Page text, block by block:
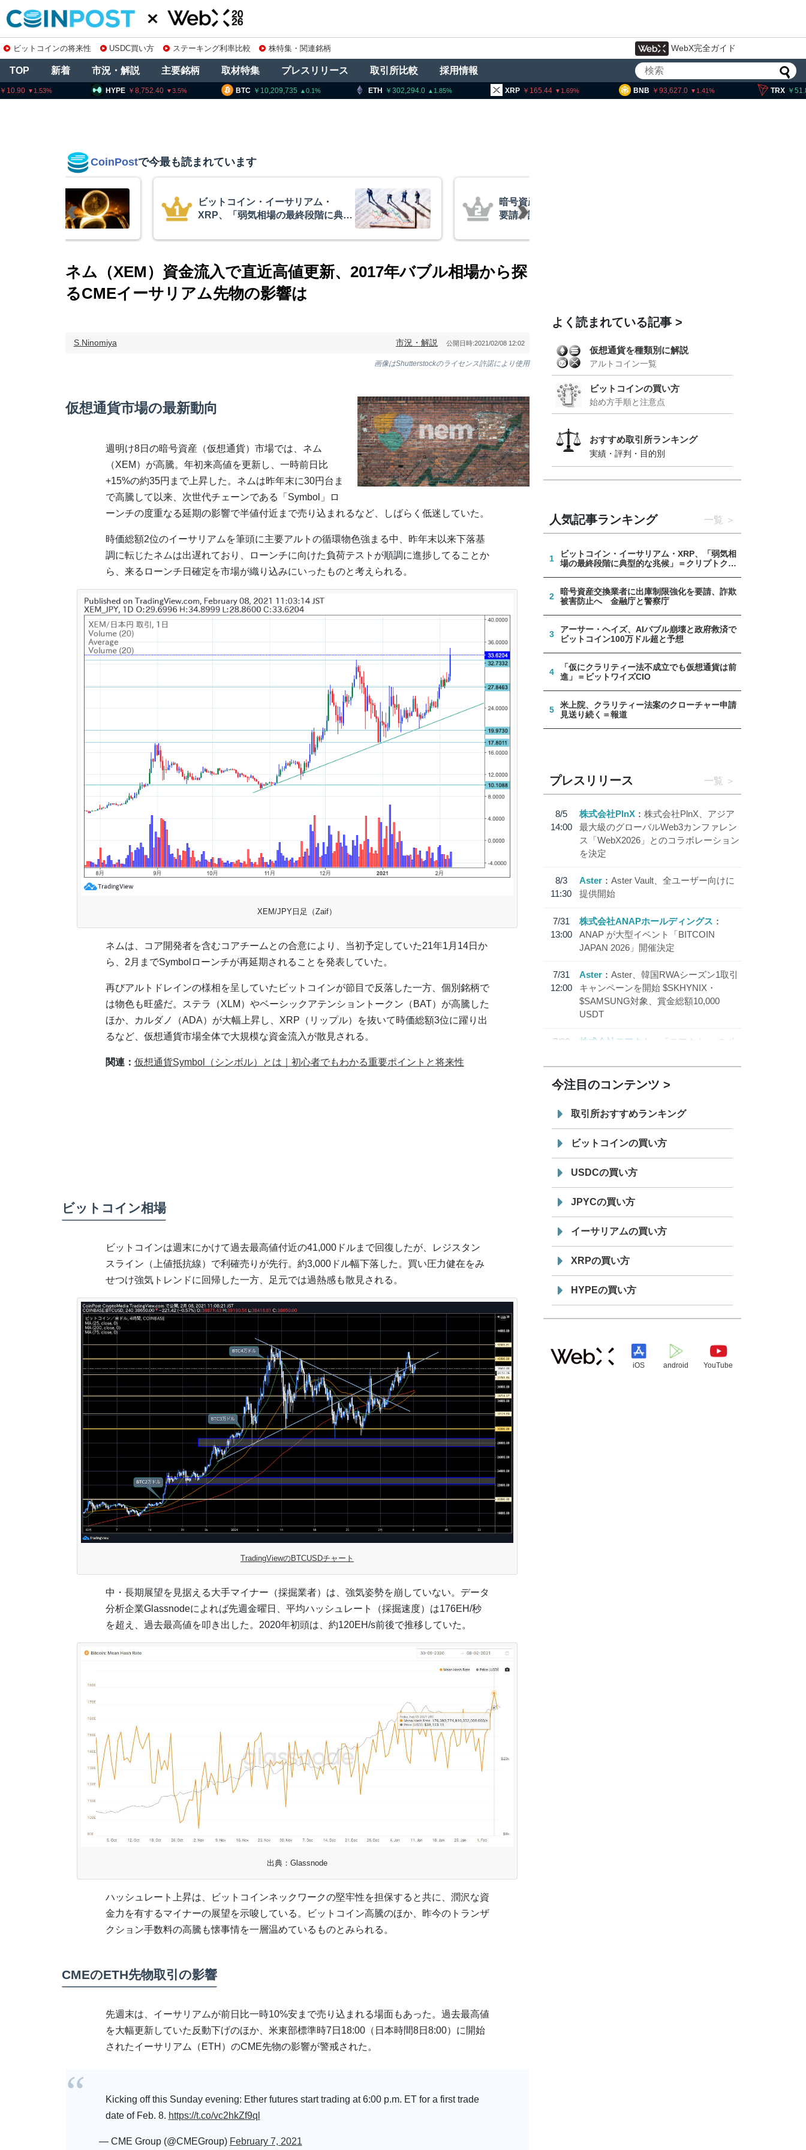
ビットコインの将来性 USDC買い方 ステーキング利率比較 株特集・関連銘柄 WebX完全ガイド
TOP 新着 市況・解説 主要銘柄 取材特集 プレスリリース 取引所比較 採用情報
BTC 10,209,735 0.1 ETH 302,294.0 XRP 165.44 BNB 93,627.0 TRX 51.85
HYPE 8,752.40
CoinPostで今最も読まれています
暗号資産交換業者に出庫制限強化を
要請、詐欺被害防止へ 金融庁と警
アーサー・ヘイズ、AIバブル崩壊と
政府救済でビットコイン100万ドル
ネム（XEM）資金流入で直近高値更新、2017年バブル相場から探
るCMEイーサリアム先物の影響は
S.Ninomiya 市況・解説 公開日時:2021/02/08 12:02
画像はShutterstockのライセンス許諾により使用
仮想通貨市場の最新動向
週明け8日の暗号資産（仮想通貨）市場では、ネム
（XEM）が高騰。年初来高値を更新し、一時前日比
+15%の約35円まで上昇した。ネムは昨年末に30円台ま
で高騰して以来、次世代チェーンである「Symbol」ロ
ーンチの度重なる延期の影響で半値付近まで売り込まれるなど、しばらく低迷していた。
時価総額2位のイーサリアムを筆頭に主要アルトの循環物色強まる中、昨年末以来下落基
調に転じたネムは出遅れており、ローンチに向けた負荷テストが順調に進捗してることか
ら、来るローンチ日確定を市場が織り込みにいったものと考えられる。
XEM/JPY日足（Zaif）
ネムは、コア開発者を含むコアチームとの合意により、当初予定していた21年1月14日か
ら、2月までSymbolローンチが再延期されることを発表していた。
再びアルトドレインの様相を呈していたビットコインが節目で反落した一方、個別銘柄で
は物色も旺盛だ。ステラ（XLM）やベーシックアテンショントークン（BAT）が高騰した
ほか、カルダノ（ADA）が大幅上昇し、XRP（リップル）を抜いて時価総額3位に躍り出
るなど、仮想通貨市場全体で大規模な資金流入が散見される。
関連： 仮想通貨Symbol（シンボル）とは｜初心者でもわかる重要ポイントと将来性
ビットコイン相場
ビットコインは週末にかけて過去最高値付近の41,000ドルまで回復したが、レジスタン
スライン（上値抵抗線）で利確売りが先行。約3,000ドル幅下落した。買い圧力健在をみ
せつけ強気トレンドに回帰した一方、足元では過熱感も散見される。
TradingViewのBTCUSDチャート
中・長期展望を見据える大手マイナー（採掘業者）は、強気姿勢を崩していない。データ
分析企業Glassnodeによれば先週金曜日、平均ハッシュレート（採掘速度）は176EH/秒
を超え、過去最高値を叩き出した。2020年初頭は、約120EH/s前後で推移していた。
出典：Glassnode
ハッシュレート上昇は、ビットコインネックワークの堅牢性を担保すると共に、潤沢な資
金力を有するマイナーの展望を示唆している。ビットコイン高騰のほか、昨今のトランザ
クション手数料の高騰も懐事情を一層温めているものとみられる。
CMEのETH先物取引の影響
先週末は、イーサリアムが前日比一時10%安まで売り込まれる場面もあった。過去最高値
を大幅更新していた反動下げのほか、米東部標準時7日18:00（日本時間8日8:00）に開始
されたイーサリアム（ETH）のCME先物の影響が警戒された。
Kicking off this Sunday evening: Ether futures start trading at 6:00 p.m. ET for a first trade
date of Feb. 8. https://t.co/vc2hkZf9ql
— CME Group (@CMEGroup) February 7, 2021
よく読まれている記事
仮想通貨を種類別に解説
アルトコイン一覧
ビットコインの買い方
始め方手順と注意点
おすすめ取引所ランキング
実績・評判・目的別
人気記事ランキング 一覧
1
ビットコイン・イーサリアム・XRP、「弱気相
場の最終段階に典型的な兆候」＝クリプトクア
2
暗号資産交換業者に出庫制限強化を要請、詐欺
被害防止へ 金融庁と警察庁
3
アーサー・ヘイズ、AIバブル崩壊と政府救済で
ビットコイン100万ドル超と予想
4
「仮にクラリティー法不成立でも仮想通貨は前
進」＝ビットワイズCIO
5
米上院、クラリティー法案のクローチャー申請
見送り続く＝報道
プレスリリース 一覧
8/5
14:00
株式会社PlnX
株式会社PlnX、アジア
最大級のグローバルWeb3カンファレン
ス「WebX2026」とのコラボレーション
を決定
8/3
11:30
Aster
Aster Vault、全ユーザー向けに
提供開始
7/31
13:00
株式会社ANAPホールディングス
ANAP が大型イベント「BITCOIN
JAPAN 2026」開催決定
7/31
12:00
Aster
Aster、韓国RWAシーズン1取引
キャンペーンを開始 $SKHYNIX・
$SAMSUNG対象、賞金総額10,000
USDT
7/30
株式会社モアクト
「モアクト」 のポ
「 JPYC」を追加
19:30
てステーブルコイン「JPYSC」徹底解
説セミナーを開催
今注目のコンテンツ
取引所おすすめランキング
ビットコインの買い方
USDCの買い方
JPYCの買い方
イーサリアムの買い方
XRPの買い方
HYPEの買い方
iOS android YouTube